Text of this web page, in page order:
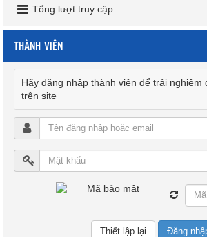
Tổng lượt truy cập
THÀNH VIÊN
Hãy đăng nhập thành viên để trải nghiệm
trên site
Đăng